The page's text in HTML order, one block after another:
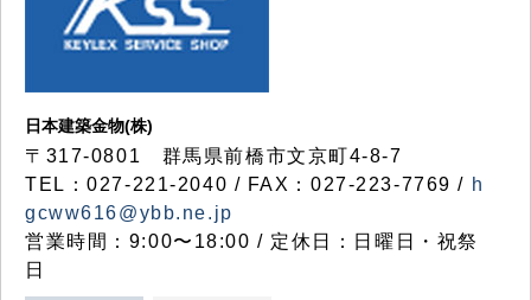
日本建築金物(株)
〒317‐0801 群馬県前橋市文京町4-8-7
TEL：027-221-2040 / FAX：027-223-7769 / h
gcww616@ybb.ne.jp
営業時間：9:00〜18:00 / 定休日：日曜日・祝祭
日